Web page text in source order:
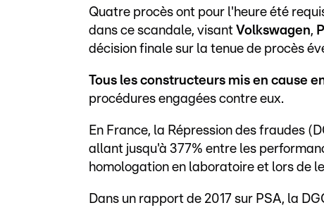
Quatre procès ont pour l'heure été
dans ce scandale, visant Volkswagen,
décision finale sur la tenue de procès
Tous les constructeurs mis en cause
procédures engagées contre eux.
En France, la Répression des fraudes
allant jusqu'à 377% entre les
homologation en laboratoire et lors de
Dans un rapport de 2017 sur PSA, la